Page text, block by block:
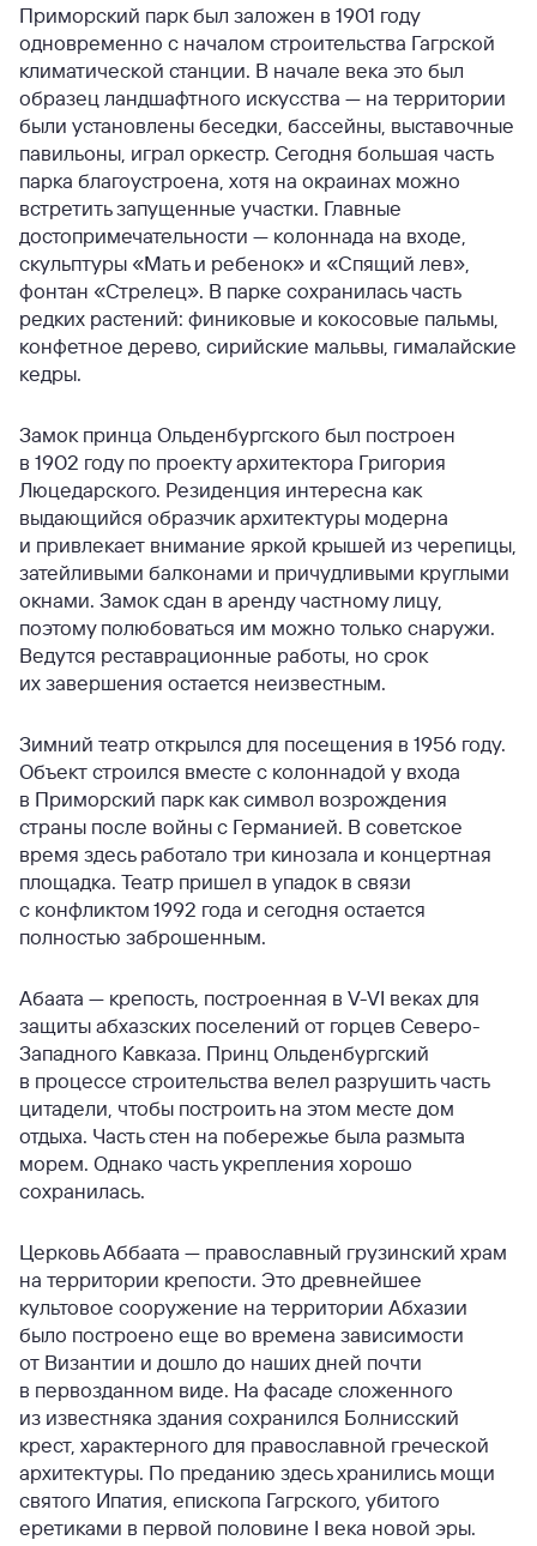
Приморский парк был заложен в 1901 году
одновременно с началом строительства Гагрской
климатической станции. В начале века это был
образец ландшафтного искусства — на территории
были установлены беседки, бассейны, выставочные
павильоны, играл оркестр. Сегодня большая часть
парка благоустроена, хотя на окраинах можно
встретить запущенные участки. Главные
достопримечательности — колоннада на входе,
скульптуры «Мать и ребенок» и «Спящий лев»,
фонтан «Стрелец». В парке сохранилась часть
редких растений: финиковые и кокосовые пальмы,
конфетное дерево, сирийские мальвы, гималайские
кедры.
Замок принца Ольденбургского был построен
в 1902 году по проекту архитектора Григория
Люцедарского. Резиденция интересна как
выдающийся образчик архитектуры модерна
и привлекает внимание яркой крышей из черепицы,
затейливыми балконами и причудливыми круглыми
окнами. Замок сдан в аренду частному лицу,
поэтому полюбоваться им можно только снаружи.
Ведутся реставрационные работы, но срок
их завершения остается неизвестным.
Зимний театр открылся для посещения в 1956 году.
Объект строился вместе с колоннадой у входа
в Приморский парк как символ возрождения
страны после войны с Германией. В советское
время здесь работало три кинозала и концертная
площадка. Театр пришел в упадок в связи
с конфликтом 1992 года и сегодня остается
полностью заброшенным.
Абаата — крепость, построенная в V-VI веках для
защиты абхазских поселений от горцев Северо-
Западного Кавказа. Принц Ольденбургский
в процессе строительства велел разрушить часть
цитадели, чтобы построить на этом месте дом
отдыха. Часть стен на побережье была размыта
морем. Однако часть укрепления хорошо
сохранилась.
Церковь Аббаата — православный грузинский храм
на территории крепости. Это древнейшее
культовое сооружение на территории Абхазии
было построено еще во времена зависимости
от Византии и дошло до наших дней почти
в первозданном виде. На фасаде сложенного
из известняка здания сохранился Болнисский
крест, характерного для православной греческой
архитектуры. По преданию здесь хранились мощи
святого Ипатия, епископа Гагрского, убитого
еретиками в первой половине I века новой эры.